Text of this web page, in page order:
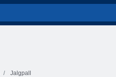
Jalgpall